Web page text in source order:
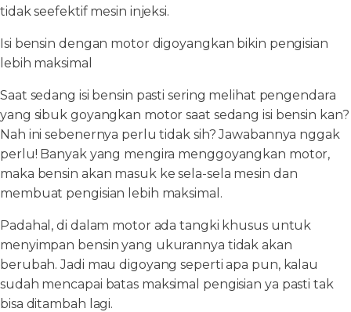
tidak seefektif mesin injeksi.
Isi bensin dengan motor digoyangkan bikin pengisian
lebih maksimal
Saat sedang isi bensin pasti sering melihat pengendara
yang sibuk goyangkan motor saat sedang isi bensin kan?
Nah ini sebenernya perlu tidak sih? Jawabannya nggak
perlu! Banyak yang mengira menggoyangkan motor,
maka bensin akan masuk ke sela-sela mesin dan
membuat pengisian lebih maksimal.
Padahal, di dalam motor ada tangki khusus untuk
menyimpan bensin yang ukurannya tidak akan
berubah. Jadi mau digoyang seperti apa pun, kalau
sudah mencapai batas maksimal pengisian ya pasti tak
bisa ditambah lagi.